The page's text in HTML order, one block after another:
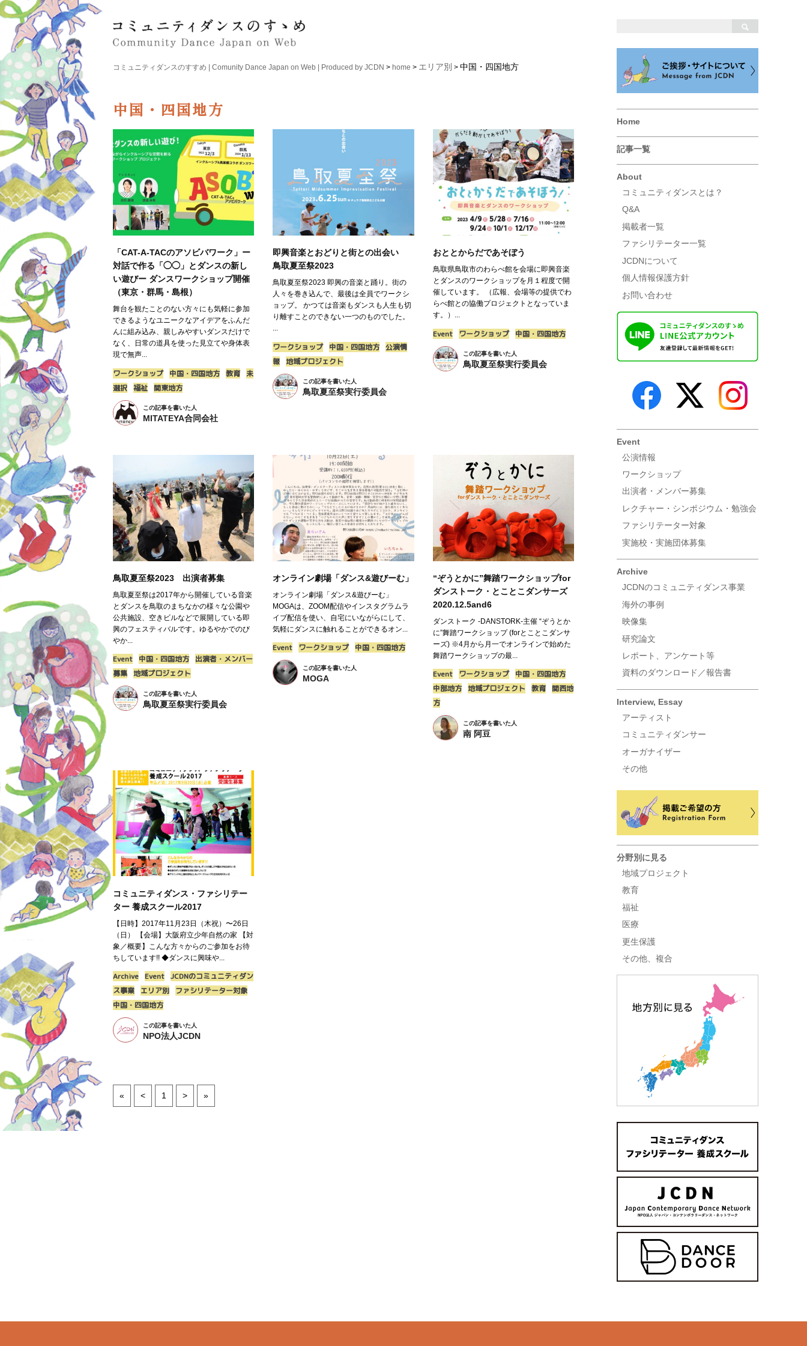
コミュニティダンスのすすめ | Comunity Dance Japan on Web | Produced by JCDN > home > エリア別 >中国・四国地方
Home
記事一覧
About
コミュニティダンスとは？
Q&A
掲載者一覧
ファシリテーター一覧
JCDNについて
個人情報保護方針
お問い合わせ
Event
公演情報
ワークショップ
出演者・メンバー募集
レクチャー・シンポジウム・勉強会
ファシリテーター対象
実施校・実施団体募集
Archive
JCDNのコミュニティダンス事業
海外の事例
映像集
研究論文
レポート、アンケート等
資料のダウンロード／報告書
Interview, Essay
アーティスト
コミュニティダンサー
オーガナイザー
その他
分野別に見る
地域プロジェクト
教育
福祉
医療
更生保護
その他、複合
中国・四国地方
「CAT-A-TACのアソビバワーク」ー
対話で作る「◯◯」とダンスの新し
い遊びー ダンスワークショップ開催
（東京・群馬・島根）
舞台を観たことのない方々にも気軽に参加
できるようなユニークなアイデアをふんだ
んに組み込み、親しみやすいダンスだけで
なく、日常の道具を使った見立てや身体表
現で無声...
ワークショップ 中国・四国地方 教育 未
選択 福祉 関東地方
この記事を書いた人
MITATEYA合同会社
即興音楽とおどりと街との出会い
鳥取夏至祭2023
鳥取夏至祭2023 即興の音楽と踊り。街の
人々を巻き込んで、最後は全員でワークシ
ョップ。 かつては音楽もダンスも人生も切
り離すことのできない一つのものでした。
...
ワークショップ 中国・四国地方 公演情
報
地域プロジェクト
この記事を書いた人
鳥取夏至祭実行委員会
おととからだであそぼう
鳥取県鳥取市のわらべ館を会場に即興音楽
とダンスのワークショップを月１程度で開
催しています。 （広報、会場等の提供でわ
らべ館との協働プロジェクトとなっていま
す。）...
Event ワークショップ 中国・四国地方
この記事を書いた人
鳥取夏至祭実行委員会
鳥取夏至祭2023 出演者募集
鳥取夏至祭は2017年から開催している音楽
とダンスを鳥取のまちなかの様々な公園や
公共施設、空きビルなどで展開している即
興のフェスティバルです。ゆるやかでのび
やか...
Event 中国・四国地方
出演者・メンバー
募集 地域プロジェクト
この記事を書いた人
鳥取夏至祭実行委員会
オンライン劇場「ダンス&遊びーむ」
オンライン劇場「ダンス&遊びーむ」
MOGAは、ZOOM配信やインスタグラムラ
イブ配信を使い、自宅にいながらにして、
気軽にダンスに触れることができるオン...
Event ワークショップ 中国・四国地方
この記事を書いた人
MOGA
“ぞうとかに”舞踏ワークショップfor
ダンストーク・とことこダンサーズ
2020.12.5and6
ダンストーク -DANSTORK-主催 “ぞうとか
に”舞踏ワークショップ (forとことこダンサ
ーズ) ※4月から月一でオンラインで始めた
舞踏ワークショップの最...
Event ワークショップ
中国・四国地方
中部地方
地域プロジェクト 教育
関西地
方
この記事を書いた人
南 阿豆
コミュニティダンス・ファシリテー
ター 養成スクール2017
【日時】2017年11月23日（木祝）〜26日
（日） 【会場】大阪府立少年自然の家 【対
象／概要】こんな方々からのご参加をお待
ちしています!! ◆ダンスに興味や...
Archive Event JCDNのコミュニティダン
ス事業
エリア別
ファシリテーター対象
中国・四国地方
この記事を書いた人
NPO法人JCDN
« < 1 > »